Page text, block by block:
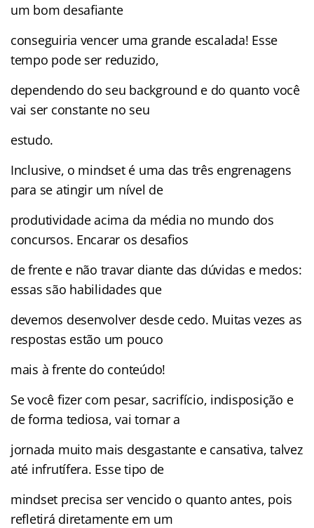
um bom desafiante
conseguiria vencer uma grande escalada! Esse
tempo pode ser reduzido,
dependendo do seu background e do quanto você
vai ser constante no seu
estudo.
Inclusive, o mindset é uma das três engrenagens
para se atingir um nível de
produtividade acima da média no mundo dos
concursos. Encarar os desafios
de frente e não travar diante das dúvidas e medos:
essas são habilidades que
devemos desenvolver desde cedo. Muitas vezes as
respostas estão um pouco
mais à frente do conteúdo!
Se você fizer com pesar, sacrifício, indisposição e
de forma tediosa, vai tornar a
jornada muito mais desgastante e cansativa, talvez
até infrutífera. Esse tipo de
mindset precisa ser vencido o quanto antes, pois
refletirá diretamente em um